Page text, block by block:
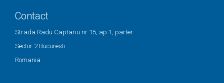
Contact
Strada Radu Captariu nr 15, ap 1, parter
Sector 2 Bucuresti
Romania